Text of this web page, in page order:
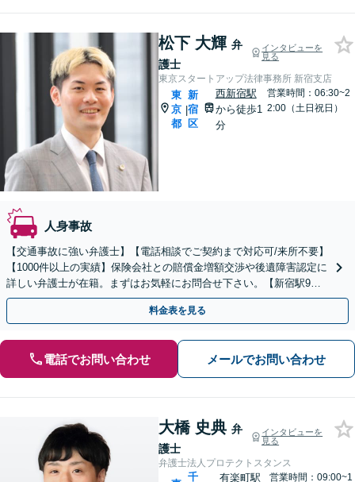
松下 大輝 弁
護士
インタビューを
見る
東京スタートアップ法律事務所 新宿支店
東
京
都
|
新
宿
区
西新宿駅
から徒歩1
分
営業時間：06:30~2
2:00（土日祝日）
人身事故
【交通事故に強い弁護士】【電話相談でご契約まで対応可/来所不要】
【1000件以上の実績】保険会社との賠償金増額交渉や後遺障害認定に
詳しい弁護士が在籍。まずはお気軽にお問合せ下さい。【新宿駅9
分】
料金表を見る
電話でお問い合わせ メールでお問い合わせ
大橋 史典 弁
護士
インタビューを
見る
弁護士法人プロテクトスタンス
千 有楽町駅 営業時間：09:00~1